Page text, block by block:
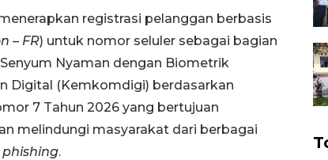
registrasi pelanggan berbasis
– FR) untuk nomor seluler sebagai bagian
Nyaman dengan Biometrik
Digital (Kemkomdigi) berdasarkan
7 Tahun 2026 yang bertujuan
melindungi masyarakat dari berbagai
phishing.